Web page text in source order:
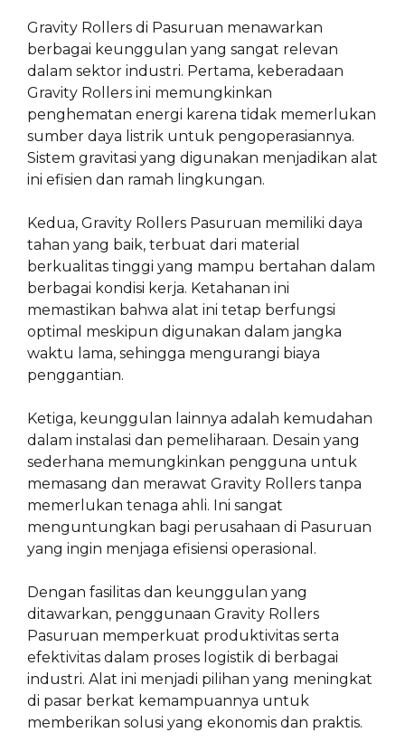
Gravity Rollers di Pasuruan menawarkan
berbagai keunggulan yang sangat relevan
dalam sektor industri. Pertama, keberadaan
Gravity Rollers ini memungkinkan
penghematan energi karena tidak memerlukan
sumber daya listrik untuk pengoperasiannya.
Sistem gravitasi yang digunakan menjadikan alat
ini efisien dan ramah lingkungan.
Kedua, Gravity Rollers Pasuruan memiliki daya
tahan yang baik, terbuat dari material
berkualitas tinggi yang mampu bertahan dalam
berbagai kondisi kerja. Ketahanan ini
memastikan bahwa alat ini tetap berfungsi
optimal meskipun digunakan dalam jangka
waktu lama, sehingga mengurangi biaya
penggantian.
Ketiga, keunggulan lainnya adalah kemudahan
dalam instalasi dan pemeliharaan. Desain yang
sederhana memungkinkan pengguna untuk
memasang dan merawat Gravity Rollers tanpa
memerlukan tenaga ahli. Ini sangat
menguntungkan bagi perusahaan di Pasuruan
yang ingin menjaga efisiensi operasional.
Dengan fasilitas dan keunggulan yang
ditawarkan, penggunaan Gravity Rollers
Pasuruan memperkuat produktivitas serta
efektivitas dalam proses logistik di berbagai
industri. Alat ini menjadi pilihan yang meningkat
di pasar berkat kemampuannya untuk
memberikan solusi yang ekonomis dan praktis.